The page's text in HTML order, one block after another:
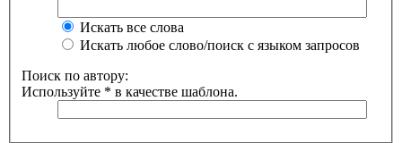
Искать все слова
Искать любое слово/поиск с языком запросов
Поиск по автору:
Используйте * в качестве шаблона.